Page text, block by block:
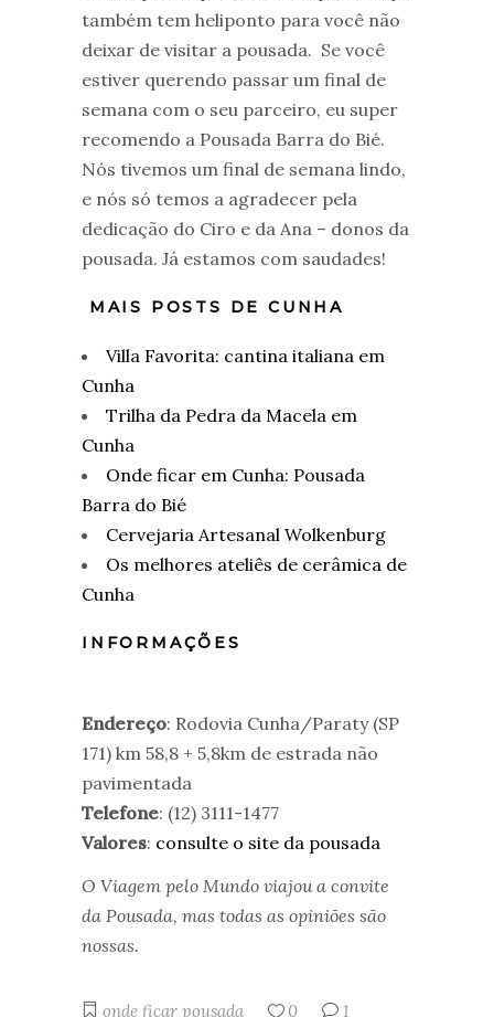
também tem heliponto para você não
deixar de visitar a pousada. Se você
estiver querendo passar um final de
semana com o seu parceiro, eu super
recomendo a Pousada Barra do Bié.
Nós tivemos um final de semana lindo,
e nós só temos a agradecer pela
dedicação do Ciro e da Ana – donos da
pousada. Já estamos com saudades!
MAIS POSTS DE CUNHA
Villa Favorita: cantina italiana em
Cunha
Trilha da Pedra da Macela em
Cunha
Onde ficar em Cunha: Pousada
Barra do Bié
Cervejaria Artesanal Wolkenburg
Os melhores ateliês de cerâmica de
Cunha
INFORMAÇÕES
Endereço: Rodovia Cunha/Paraty (SP
171) km 58,8 + 5,8km de estrada não
pavimentada
Telefone: (12) 3111-1477
Valores: consulte o site da pousada
O Viagem pelo Mundo viajou a convite
da Pousada, mas todas as opiniões são
nossas.
onde ficar pousada 0 1